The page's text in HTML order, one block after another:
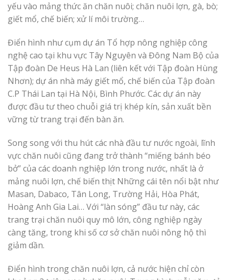
yếu vào mảng thức ăn chăn nuôi; chăn nuôi lợn, gà, bò;
giết mổ, chế biến; xử lí môi trường…
Điển hình như cụm dự án Tổ hợp nông nghiệp công
nghệ cao tại khu vực Tây Nguyên và Đông Nam Bộ của
Tập đoàn De Heus Hà Lan (liên kết với Tập đoàn Hùng
Nhơn); dự án nhà máy giết mổ, chế biến của Tập đoàn
C.P Thái Lan tại Hà Nội, Bình Phước. Các dự án này
được đầu tư theo chuỗi giá trị khép kín, sản xuất bền
vững từ trang trại đến bàn ăn.
Song song với thu hút các nhà đầu tư nước ngoài, lĩnh
vực chăn nuôi cũng đang trở thành “miếng bánh béo
bở” của các doanh nghiệp lớn trong nước, nhất là ở
mảng nuôi lợn, chế biến thịt Những cái tên nổi bật như
Masan, Dabaco, Tân Long, Trường Hải, Hòa Phát,
Hoàng Anh Gia Lai… Với “làn sóng” đầu tư này, các
trang trại chăn nuôi quy mô lớn, công nghiệp ngày
càng tăng, trong khi số cơ sở chăn nuôi nông hộ thì
giảm dần.
Điển hình trong chăn nuôi lợn, cả nước hiện chỉ còn